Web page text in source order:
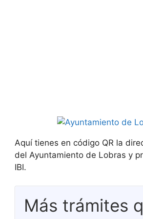
Aquí tienes en código QR la
del Ayuntamiento de Lobras y
IBI.
Más trámites